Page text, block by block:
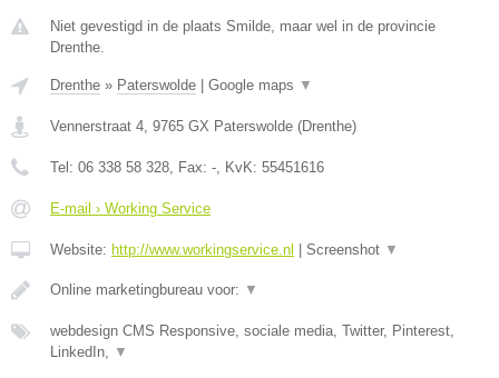
Niet gevestigd in de plaats Smilde, maar wel in de provincie
Drenthe.
Drenthe » Paterswolde Google maps ▼
Vennerstraat 4 9765 GX Paterswolde (Drenthe)
Tel: 06 338 58 328 , Fax: - , KvK: 55451616
E-mail › Working Service
Website: http://www.workingservice.nl Screenshot ▼
Online marketingbureau voor: ▼
webdesign CMS Responsive, sociale media, Twitter, Pinterest,
LinkedIn,
▼